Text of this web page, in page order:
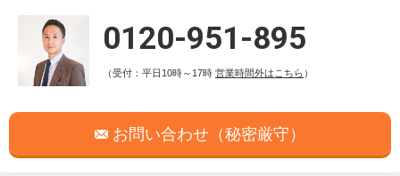
0120-951-895
（受付：平日10時～17時 営業時間外はこちら ）
お問い合わせ（秘密厳守）